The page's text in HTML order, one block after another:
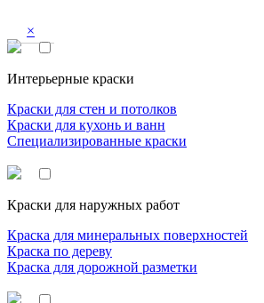
×
Интерьерные краски
Краски для стен и потолков
Краски для кухонь и ванн
Специализированные краски
Краски для наружных работ
Краска для минеральных поверхностей
Краска по дереву
Краска для дорожной разметки